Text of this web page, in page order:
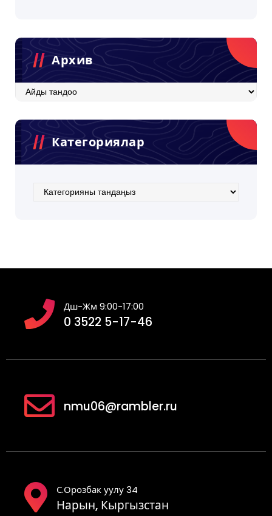
Архив
Архив
Категориялар
Категориялар
Дш-Жм 9:00-17:00
0 3522 5-17-46
nmu06@rambler.ru
С.Орозбак уулу 34
Нарын, Кыргызстан